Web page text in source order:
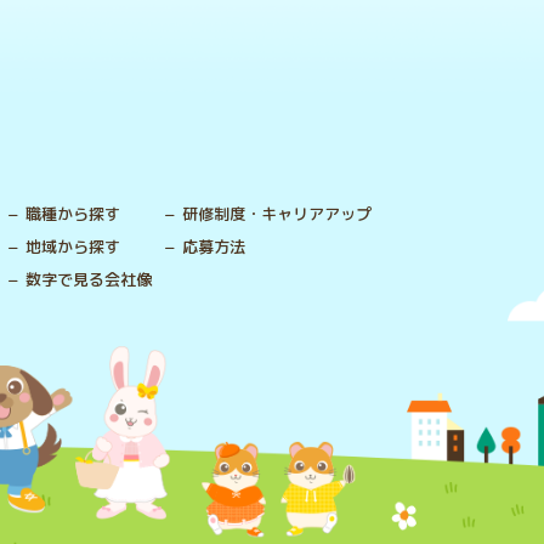
職種から探す
研修制度・キャリアアップ
地域から探す
応募方法
数字で見る会社像